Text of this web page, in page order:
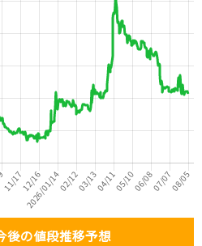
後の値段推移予想